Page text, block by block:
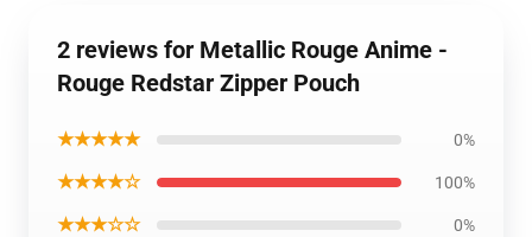
2 reviews for Metallic Rouge Anime -
Rouge Redstar Zipper Pouch
★★★★★ 0%
★★★★☆ 100%
★★★☆☆ 0%